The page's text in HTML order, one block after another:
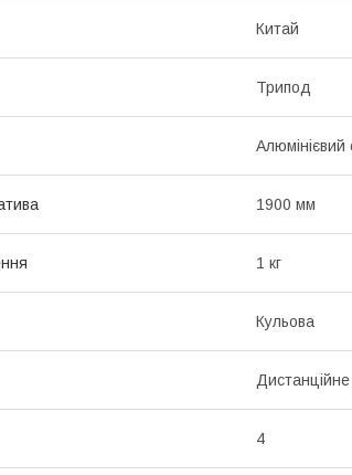
Китай
Трипод
Алюмінієвий
1900 мм
1 кг
Кульова
Дистанційне
4